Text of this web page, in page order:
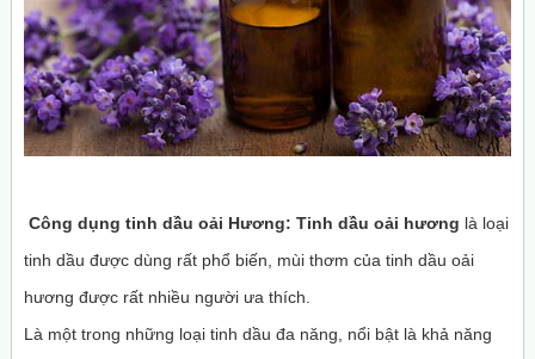
Công dụng tinh dầu oải Hương: Tinh dầu oải hương là loại
tinh dầu được dùng rất phổ biến, mùi thơm của tinh dầu oải
hương được rất nhiều người ưa thích.
Là một trong những loại tinh dầu đa năng, nổi bật là khả năng